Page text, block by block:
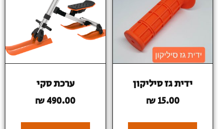
ידית גז סיליקון
₪15.00
ערכת סקי
₪490.00